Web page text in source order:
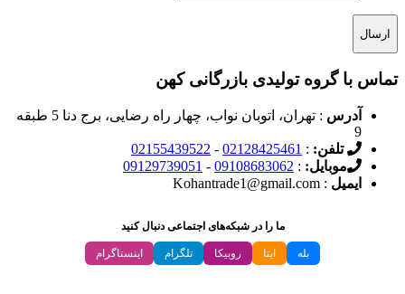
تماس با گروه تولیدی بازرگانی کهن
آدرس
: تهران، اتوبان نواب، چهار راه رضایی، برج دنا 5 طبقه
9
تلفن: :
02128425461
-
02155439522
موبایل: :
09108683062
-
09129739051
ایمیل : Kohantrade1@gmail.com
ما را در شبکه‌های اجتماعی دنبال کنید
بله ایتا روبیکا تلگرام اینستاگرام